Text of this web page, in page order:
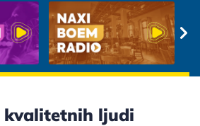
kvalitetnih ljudi